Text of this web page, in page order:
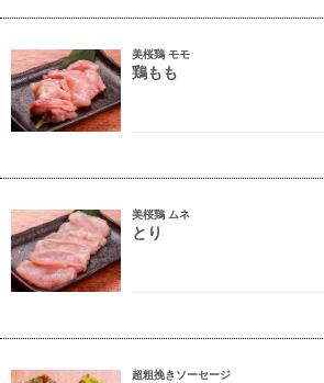
美桜鶏 モモ
鶏もも
美桜鶏 ムネ
とり
超粗挽きソーセージ